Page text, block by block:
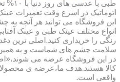
طبی با
اتوماتیک در اسرع وقت تعمیرات
این فروشگاه می توانید هر آنچه به
انواع مختلف عینک طبی و عینک
رنگی را خریداری کنید.اصلی ترین
سلامت چشم های شماست و به
در این فروشگاه عرضه می
کالا هستند.هدف ما،عرضه ی
واقعی است.